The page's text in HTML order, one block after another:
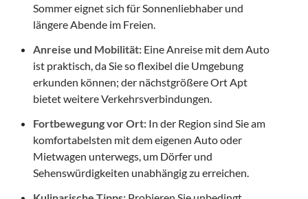
Sommer eignet sich für Sonnenliebhaber und
längere Abende im Freien.
Anreise und Mobilität: Eine Anreise mit dem Auto
ist praktisch, da Sie so flexibel die Umgebung
erkunden können; der nächstgrößere Ort Apt
bietet weitere Verkehrsverbindungen.
Fortbewegung vor Ort: In der Region sind Sie am
komfortabelsten mit dem eigenen Auto oder
Mietwagen unterwegs, um Dörfer und
Sehenswürdigkeiten unabhängig zu erreichen.